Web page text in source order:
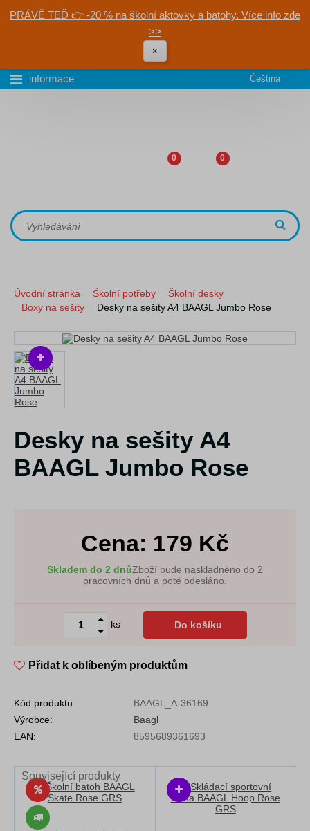
PRÁVĚ TEĎ 👉 -20 % na školní aktovky a batohy. Více info zde
>>
×
informace Čeština
0 0
Úvodní stránka Školní potřeby
Školní desky
Boxy na sešity
Desky na sešity A4 BAAGL Jumbo Rose
Desky na sešity A4
BAAGL Jumbo Rose
Cena: 179 Kč
Skladem do 2 dnůZboží bude naskladněno do 2
pracovních dnů a poté odesláno.
ks Do košíku
Přidat k oblíbeným produktům
Kód produktu:
BAAGL_A-36169
Výrobce:
Baagl
EAN:
8595689361693
Související produkty